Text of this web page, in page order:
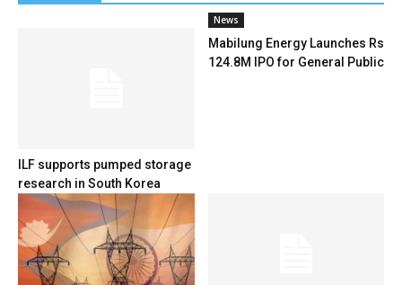
ILF supports pumped storage
research in South Korea
News
Mabilung Energy Launches Rs
124.8M IPO for General Public